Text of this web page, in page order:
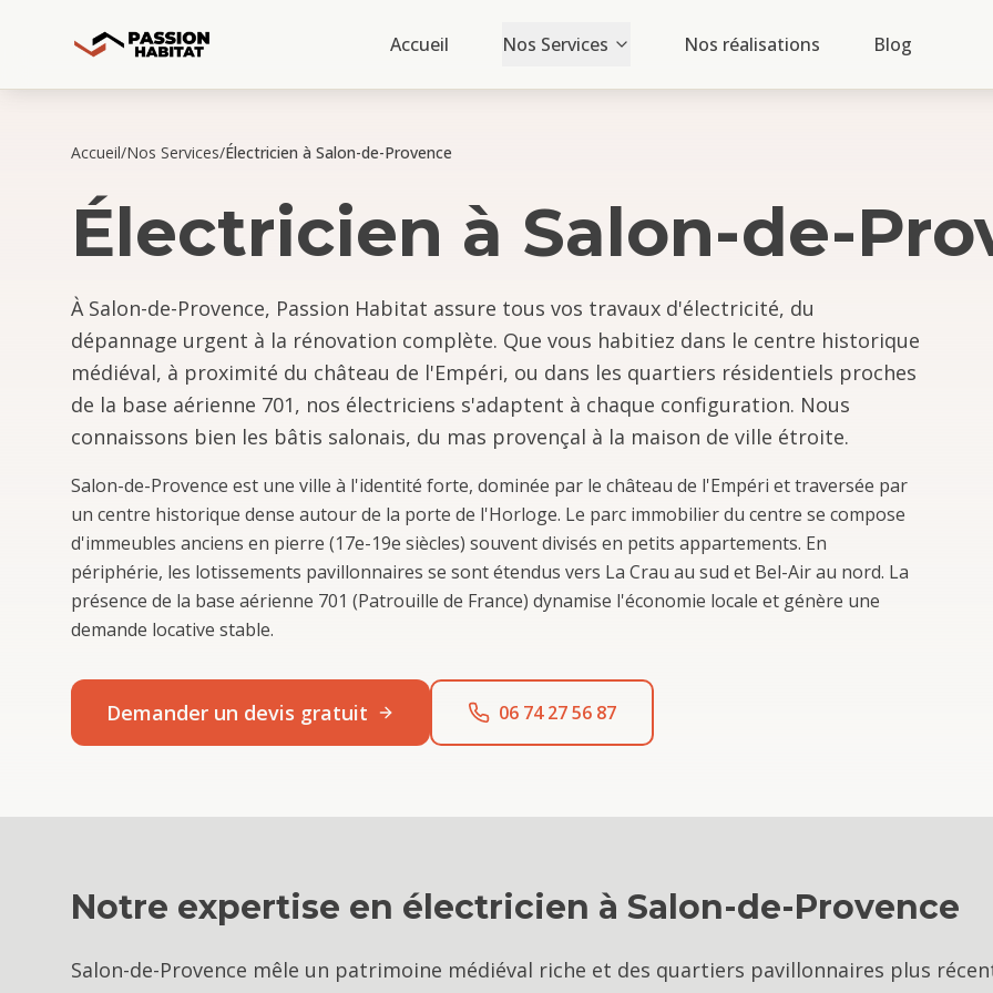
Accueil Nos Services Nos réalisations Blog
Accueil/Nos Services/Électricien à Salon-de-Provence
Électricien à Salon-de-
À Salon-de-Provence, Passion Habitat assure tous vos travaux d'électricité, du
dépannage urgent à la rénovation complète. Que vous habitiez dans le centre historique
médiéval, à proximité du château de l'Empéri, ou dans les quartiers résidentiels proches
de la base aérienne 701, nos électriciens s'adaptent à chaque configuration. Nous
connaissons bien les bâtis salonais, du mas provençal à la maison de ville étroite.
Salon-de-Provence est une ville à l'identité forte, dominée par le château de l'Empéri et traversée par
un centre historique dense autour de la porte de l'Horloge. Le parc immobilier du centre se compose
d'immeubles anciens en pierre (17e-19e siècles) souvent divisés en petits appartements. En
périphérie, les lotissements pavillonnaires se sont étendus vers La Crau au sud et Bel-Air au nord. La
présence de la base aérienne 701 (Patrouille de France) dynamise l'économie locale et génère une
demande locative stable.
Demander un devis gratuit 06 74 27 56 87
Notre expertise en électricien à Salon-de-Provence
Salon-de-Provence mêle un patrimoine médiéval riche et des quartiers pavillonnaires plus